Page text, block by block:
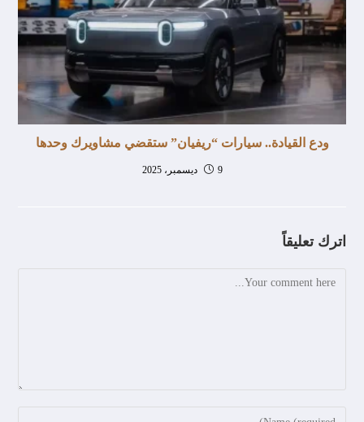
ودع القيادة.. سيارات “ريفيان” ستقضي مشاويرك وحدها
9 ديسمبر، 2025
اترك تعليقاً